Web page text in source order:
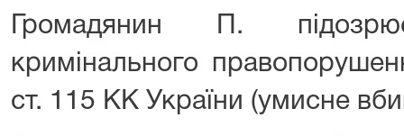
Громадянин П.
кримінального
ст. 115 КК України (умисне